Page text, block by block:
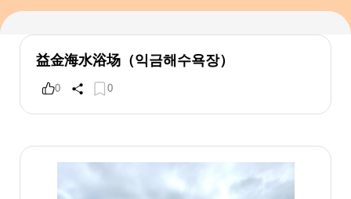
益金海水浴场（익금해수욕장）
0 0